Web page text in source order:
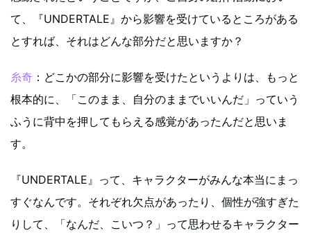
て、『UNDERTALE』から影響を受けているところがある
とすれば、それはどんな部分だと思いますか？
糸奇 ：どこかの部分に影響を受けたというよりは、もっと
根本的に、「このまま、自分のままでいいんだ」っていう
ふうに背中を押してもらえる感覚があったんだと思いま
す。
『UNDERTALE』って、キャラクターがみんな本当にまっ
すぐなんです。それぞれ欠点があったり、個性が強すぎた
りして、「なんだ、こいつ？」って思わせるキャラクター